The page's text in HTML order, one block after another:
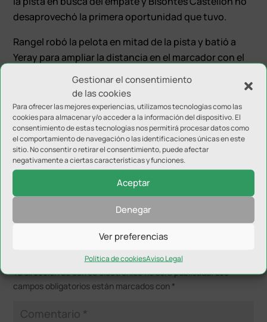
Gestionar el consentimiento
de las cookies
Para ofrecer las mejores experiencias, utilizamos tecnologías como las
cookies para almacenar y/o acceder a la información del dispositivo. El
consentimiento de estas tecnologías nos permitirá procesar datos como
el comportamiento de navegación o las identificaciones únicas en este
sitio. No consentir o retirar el consentimiento, puede afectar
negativamente a ciertas características y funciones.
Aceptar
Denegar
Ver preferencias
Política de cookiesAviso Legal
desaprovechó la primera oportunidad que tuvo.
Rangel robó la pelota en mitad de la pista y batió a
Yeray para ampliar la distancia en el marcador con el
enfrentamiento, Flores transformó el dos a uno con
estrategia de portero-jugador.
En la acción final, Rangel anotó el segundo en su
cuenta personal para cerrar el marcador con el tres a
uno definitivo.
Enviar comentario
Tu dirección de correo electrónico no será publicada.Los
campos obligatorios están marcados con *